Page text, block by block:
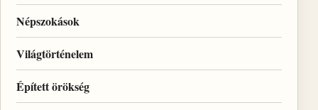
Népszokások
Világtörténelem
Épített örökség